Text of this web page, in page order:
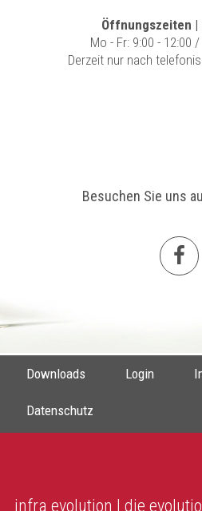
Öffnungszeiten |
Mo - Fr: 9:00 - 12:00
Derzeit nur nach
Besuchen Sie uns
Downloads Login
Datenschutz
infra evolution | die